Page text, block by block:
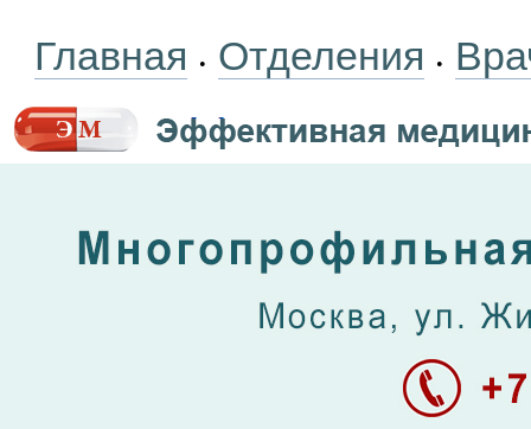
Главная • Отделения •